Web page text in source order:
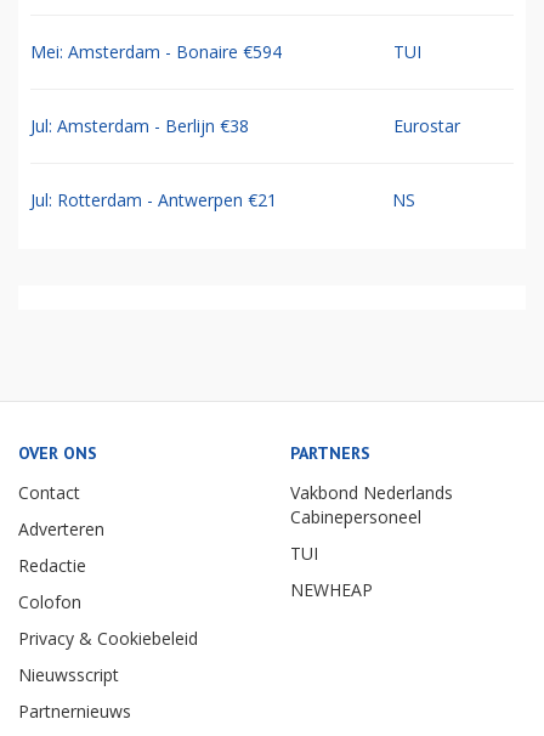
Mei: Amsterdam - Bonaire €594 TUI
Jul: Amsterdam - Berlijn €38 Eurostar
Jul: Rotterdam - Antwerpen €21 NS
OVER ONS
Contact
Adverteren
Redactie
Colofon
Privacy & Cookiebeleid
Nieuwsscript
Partnernieuws
PARTNERS
Vakbond Nederlands
Cabinepersoneel
TUI
NEWHEAP